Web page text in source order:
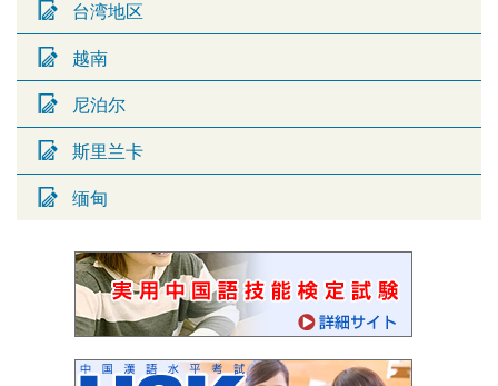
台湾地区
越南
尼泊尔
斯里兰卡
缅甸